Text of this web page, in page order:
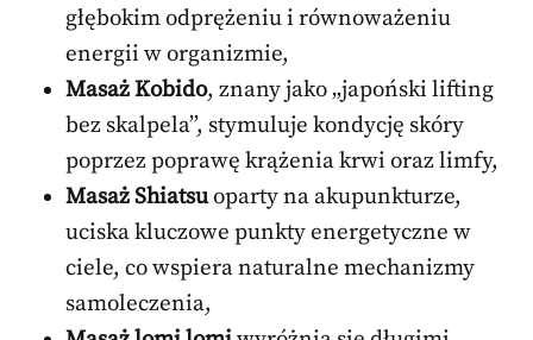
głębokim odprężeniu i równoważeniu
energii w organizmie,
Masaż Kobido, znany jako „japoński lifting
bez skalpela”, stymuluje kondycję skóry
poprzez poprawę krążenia krwi oraz limfy,
Masaż Shiatsuoparty na akupunkturze,
uciska kluczowe punkty energetyczne w
ciele, co wspiera naturalne mechanizmy
samoleczenia,